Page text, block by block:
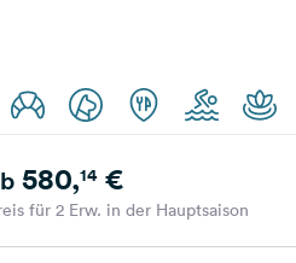
580,14€
für 2 Erw. in der Hauptsaison